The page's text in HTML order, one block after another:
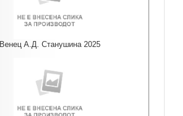
Венец А.Д. Станушина 2025